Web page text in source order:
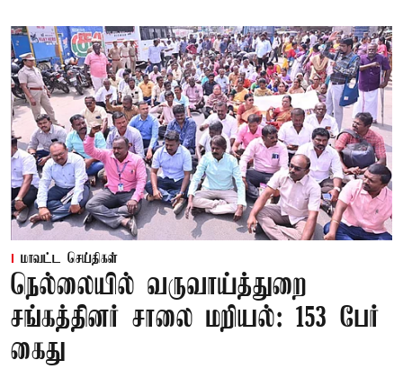
மாவட்ட செய்திகள்
நெல்லையில் வருவாய்த்துறை
சங்கத்தினர் சாலை மறியல்: 153 பேர்
கைது